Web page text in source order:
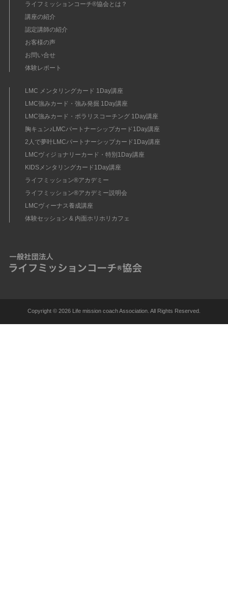
ライフミッションコーチ®協会とは？
講座の紹介
認定講師の紹介
お客様の声
お問い合せ
体験レポート
LMC メンタリングカード 1Day講座
LMC強みカード・強み発掘 1Day講座
LMC強みカード・ポラリスコーチング 1Day講座
胸キュン♪LMCパートナーシップカード1Day講座
2人で夢叶LMCパートナーシップカード1Day講座
LMCヴィジョナリーカード・特別1Day講座
KIDSメンタリングカード1Day講座
ライフミッション®︎アカデミー
ライフミッション®︎アカデミー説明会
LMCヴィーナス養成講座
体験セッション & 内面ホリホリカフェ
Copyright © 2026 Life mission coach Association. All Rights Reserved.